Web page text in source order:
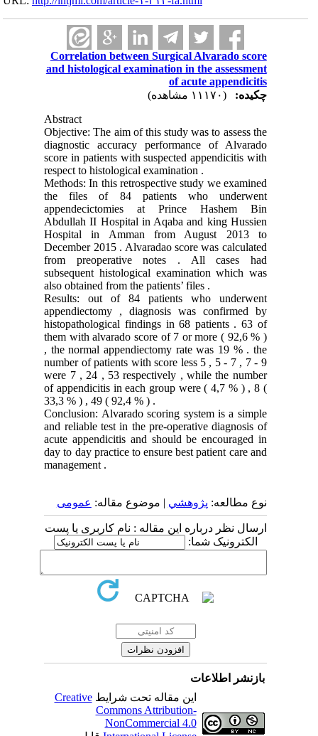
Correlation between Surgical Alvarado score
and histological examination in the assessment
of acute appendicitis
چکیده:
Abstract
Objective: The aim of this study was to assess the
diagnostic accuracy performance of Alvarado
score in patients with suspected appendicitis with
respect to histological examination .
Methods: In this retrospective study we examined
the files of 84 patients who underwent
appendecictomies at Prince Hashem Bin
Abdullah II Hospital in Aqaba and king Hussien
Hospital in Amman from August 2013 to
December 2015 . Alvaradao score was calculated
from preoperative notes . All cases had
subsequent histological examination which was
also obtained from the patients’ files .
Results: out of 84 patients who underwent
appendiectomy , diagnosis was confirmed by
histopathological findings in 68 patients . 63 of
them with alvarado score of 7 or more ( 92,6 % )
, the normal appendiectomy rate was 19 % . the
number of patients with score less 5 , 5 - 7 , 7 - 9
were 7 , 24 , 53 respectively , while the number
of appendicitis in each group were ( 4,7 % ) , 8 (
33,3 % ) , 49 ( 92,4 % ) .
Conclusion: Alvarado scoring system is a simple
and reliable test in the pre-operative diagnosis of
acute appendicitis and should be encouraged in
day to day practice to ensure best patient care and
management .
نوع مطالعه:پژوهشي| موضوع مقاله:عمومى
ارسال نظر درباره این مقاله : نام کاربری یا پست
الکترونیک شما:
بازنشر اطلاعات
این مقاله تحت شرایطCreative
Commons Attribution-
NonCommercial 4.0